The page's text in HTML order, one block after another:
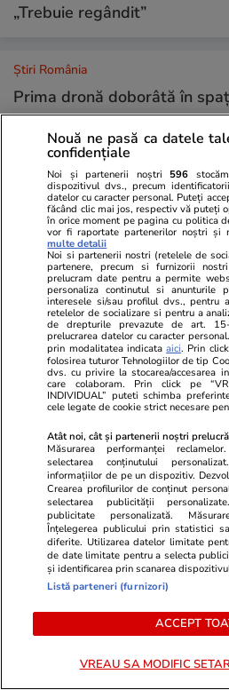
„Trebuie regândit”
Știri România
Prima dronă doborâtă în
aerian românesc de un pilot
român de F-16. Resturile
rachetei de interceptare și ale
dronei au fost găsite
Știri România
Resturile dronei doborâte la
Padina, județul Buzău și ale
rachetei aer-aer care a
interceptat-o au fost găsite
Inteligența artificială va
remodela economia mondială
politica monetară
Nouă ne pasă ca datele
confidențiale
Noi și partenerii noștri 596
dispozitivul dvs., precum
datelor cu caracter personal. Puteți
făcând clic mai jos, respectiv vă puteți
în orice moment pe pagina cu politica
vor fi raportate partenerilor noștri și
multe detalii
Noi si partenerii nostri (retelele de
partenere, precum si furnizorii
prelucram date pentru a permite
personaliza continutul si anunturile
interesele si/sau profilul dvs., pentru
retelelor de socializare si pentru a
de drepturile prevazute de art.
prelucrarea datelor cu caracter
prin modalitatea indicataaici. Prin
folosirea tuturor Tehnologiilor de tip
dvs. cu privire la stocarea/accesarea
care colaboram. Prin click pe
INDIVIDUAL” puteti schimba
cele legate de cookie strict necesare
Atât noi, cât și partenerii noștri
Măsurarea performanței
selectarea conținutului
informațiilor de pe un dispozitiv.
Crearea profilurilor de conținut
selectarea publicității
publicitate personalizată.
Înțelegerea publicului prin statistici
diferite. Utilizarea datelor limitate
de date limitate pentru a selecta
și identificarea prin scanarea
Listă parteneri (furnizori)
ACCEPT
VREAU SA MODIFIC